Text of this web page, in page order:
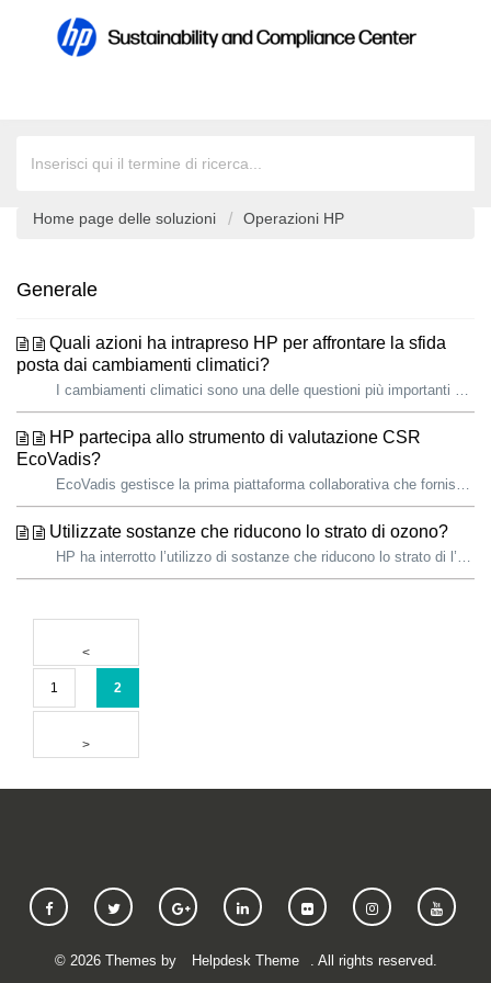
Home page delle soluzioni Operazioni HP
Generale
Quali azioni ha intrapreso HP per affrontare la sfida
posta dai cambiamenti climatici?
I cambiamenti climatici sono una delle questioni più importanti e urgenti che la società e le imprese di oggi devono affrontare. Il messaggio della scienza...
HP partecipa allo strumento di valutazione CSR
EcoVadis?
EcoVadis gestisce la prima piattaforma collaborativa che fornisce valutazioni sulla sostenibilità dei fornitori per le filiere a livello globale. La piatta...
Utilizzate sostanze che riducono lo strato di ozono?
HP ha interrotto l’utilizzo di sostanze che riducono lo strato di l’ozono (ODS) in tutti i suoi prodotti e nelle operazioni di produzione nel 1993. Le ...
1 2
© 2026Themes by Helpdesk Theme . All rights reserved.